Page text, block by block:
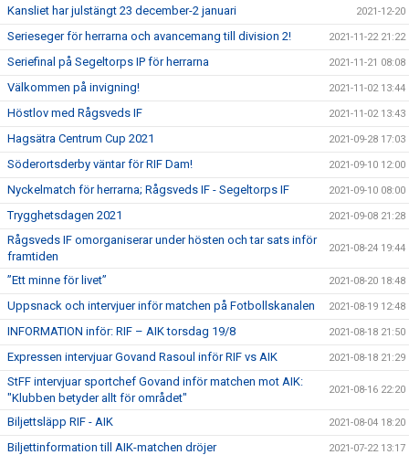
Kansliet har julstängt 23 december-2 januari 2021-12-20
Serieseger för herrarna och avancemang till division 2! 2021-11-22 21:22
Seriefinal på Segeltorps IP för herrarna 2021-11-21 08:08
Välkommen på invigning! 2021-11-02 13:44
Höstlov med Rågsveds IF 2021-11-02 13:43
Hagsätra Centrum Cup 2021 2021-09-28 17:03
Söderortsderby väntar för RIF Dam! 2021-09-10 12:00
Nyckelmatch för herrarna; Rågsveds IF - Segeltorps IF 2021-09-10 08:00
Trygghetsdagen 2021 2021-09-08 21:28
Rågsveds IF omorganiserar under hösten och tar sats inför
framtiden
2021-08-24 19:44
”Ett minne för livet” 2021-08-20 18:48
Uppsnack och intervjuer inför matchen på Fotbollskanalen 2021-08-19 12:48
INFORMATION inför: RIF – AIK torsdag 19/8 2021-08-18 21:50
Expressen intervjuar Govand Rasoul inför RIF vs AIK 2021-08-18 21:29
StFF intervjuar sportchef Govand inför matchen mot AIK:
"Klubben betyder allt för området"
2021-08-16 22:20
Biljettsläpp RIF - AIK 2021-08-04 18:20
Biljettinformation till AIK-matchen dröjer 2021-07-22 13:17